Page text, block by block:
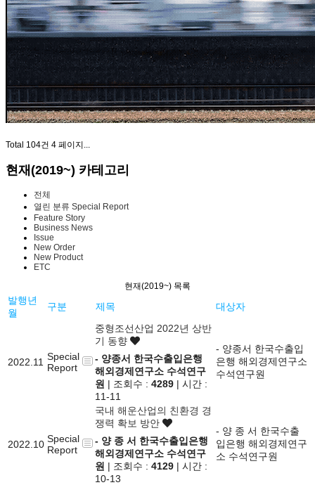
Total 104건 4 페이지...
현재(2019~) 카테고리
전체
열린 분류 Special Report
Feature Story
Business News
Issue
New Order
New Product
ETC
현재(2019~) 목록
발행년
월
구분 제목 대상자
2022.11 Special
Report
중형조선산업 2022년 상반
기 동향
- 양종서 한국수출입은행
해외경제연구소 수석연구
원 | 조회수 : 4289 | 시간 :
11-11
- 양종서 한국수출입
은행 해외경제연구소
수석연구원
2022.10 Special
Report
국내 해운산업의 친환경 경
쟁력 확보 방안
- 양 종 서 한국수출입은행
해외경제연구소 수석연구
원 | 조회수 : 4129 | 시간 :
10-13
- 양 종 서 한국수출
입은행 해외경제연구
소 수석연구원